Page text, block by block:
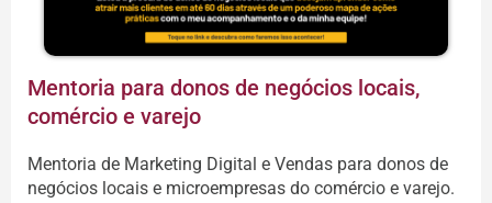
Mentoria para donos de negócios locais,
comércio e varejo
Mentoria de Marketing Digital e Vendas para donos de
negócios locais e microempresas do comércio e varejo.